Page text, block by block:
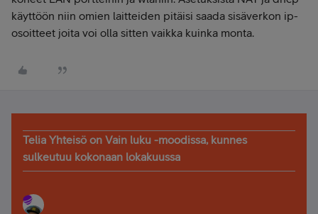
käyttöön niin omien laitteiden pitäisi saada sisäverkon ip-
osoitteet joita voi olla sitten vaikka kuinka monta.
Telia Yhteisö on Vain luku -moodissa, kunnes
sulkeutuu kokonaan lokakuussa